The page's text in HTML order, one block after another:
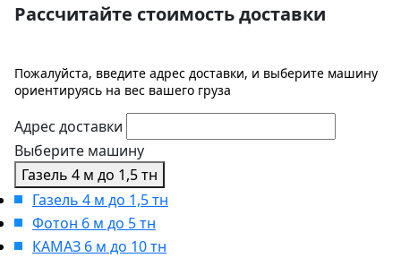
Рассчитайте стоимость доставки
Пожалуйста, введите адрес доставки, и выберите машину
ориентируясь на вес вашего груза
Адрес доставки
Выберите машину
Газель 4 м до 1,5 тн
Газель 4 м до 1,5 тн
Фотон 6 м до 5 тн
КАМАЗ 6 м до 10 тн